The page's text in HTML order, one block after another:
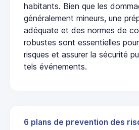
habitants. Bien que les
généralement mineurs, une
adéquate et des normes de
robustes sont essentielles
risques et assurer la sécurité
tels événements.
6 plans de prevention des